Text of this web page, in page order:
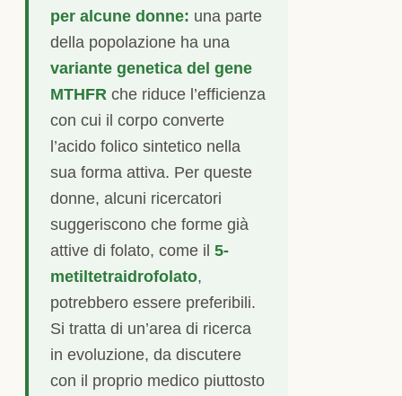
per alcune donne: una parte
della popolazione ha una
variante genetica del gene
MTHFR che riduce l’efficienza
con cui il corpo converte
l’acido folico sintetico nella
sua forma attiva. Per queste
donne, alcuni ricercatori
suggeriscono che forme già
attive di folato, come il 5-
metiltetraidrofolato,
potrebbero essere preferibili.
Si tratta di un’area di ricerca
in evoluzione, da discutere
con il proprio medico piuttosto